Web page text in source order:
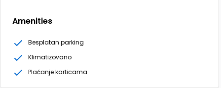
Amenities
Besplatan parking
Klimatizovano
Plaćanje karticama